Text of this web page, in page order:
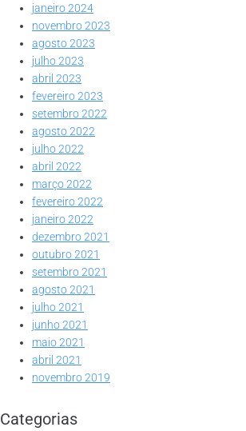
janeiro 2024
novembro 2023
agosto 2023
julho 2023
abril 2023
fevereiro 2023
setembro 2022
agosto 2022
julho 2022
abril 2022
março 2022
fevereiro 2022
janeiro 2022
dezembro 2021
outubro 2021
setembro 2021
agosto 2021
julho 2021
junho 2021
maio 2021
abril 2021
novembro 2019
Categorias